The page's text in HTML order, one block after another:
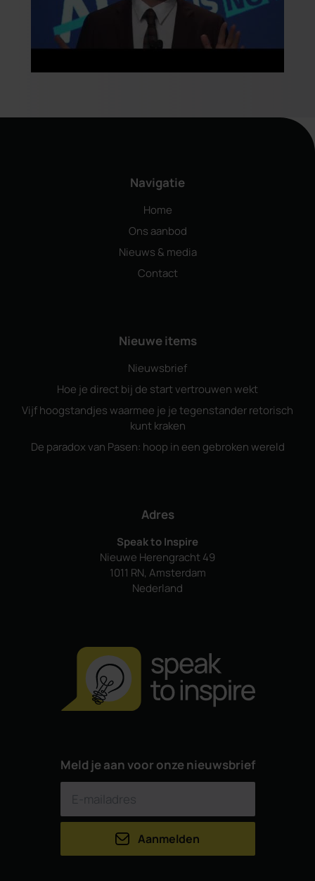
Navigatie
Home
Ons aanbod
Nieuws & media
Contact
Nieuwe items
Nieuwsbrief
Hoe je direct bij de start vertrouwen wekt
Vijf hoogstandjes waarmee je je tegenstander retorisch
kunt kraken
De paradox van Pasen: hoop in een gebroken wereld
Adres
Speak to Inspire
Nieuwe Herengracht 49
1011 RN, Amsterdam
Nederland
Meld je aan voor onze nieuwsbrief
Aanmelden